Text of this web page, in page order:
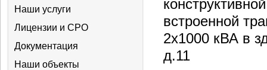
Наши услуги
Лицензии и СРО
Документация
Наши объекты
встроенной
2х1000 кВА в
д.11